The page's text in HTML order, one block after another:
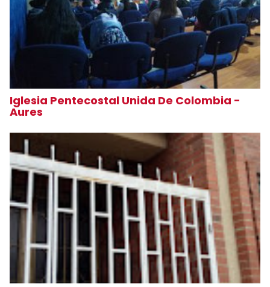
Iglesia Pentecostal Unida De Colombia -
Aures